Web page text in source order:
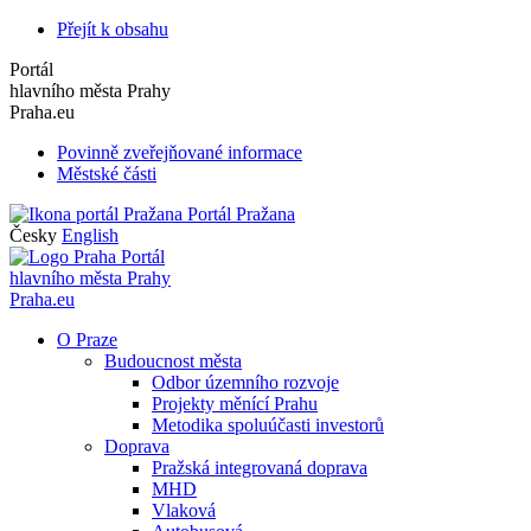
Přejít k obsahu
Portál
hlavního města Prahy
Praha.eu
Povinně zveřejňované informace
Městské části
Portál Pražana
Česky English
Portál
hlavního města Prahy
Praha.eu
O Praze
Budoucnost města
Odbor územního rozvoje
Projekty měnící Prahu
Metodika spoluúčasti investorů
Doprava
Pražská integrovaná doprava
MHD
Vlaková